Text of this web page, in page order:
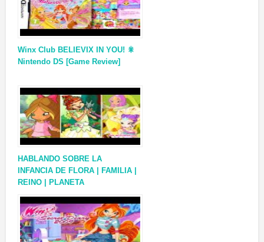
Winx Club BELIEVIX IN YOU! 🎇
Nintendo DS [Game Review]
HABLANDO SOBRE LA
INFANCIA DE FLORA | FAMILIA |
REINO | PLANETA